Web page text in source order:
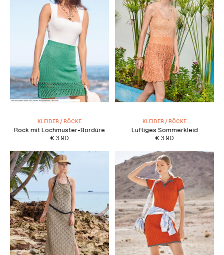
KLEIDER / RÖCKE
Rock mit Lochmuster-Bordüre
€3.90
KLEIDER / RÖCKE
Luftiges Sommerkleid
€3.90